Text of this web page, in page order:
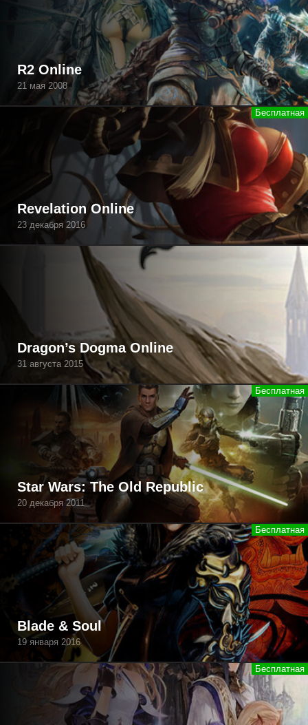
R2 Online
21 мая 2008
Revelation Online
23 декабря 2016
Dragon’s Dogma Online
31 августа 2015
Star Wars: The Old Republic
20 декабря 2011
Blade & Soul
19 января 2016